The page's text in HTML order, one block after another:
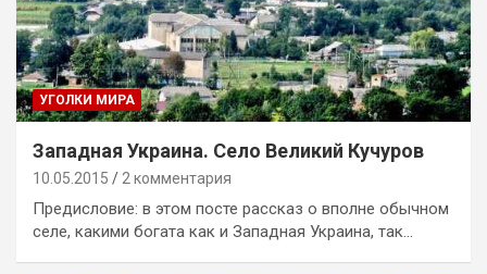
УГОЛКИ МИРА
Западная Украина. Село Великий Кучуров
10.05.2015 2 комментария
Предисловие: в этом посте рассказ о вполне обычном
селе, какими богата как и Западная Украина, так…